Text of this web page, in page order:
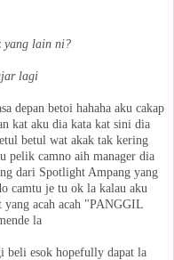
yang lain ni?
lagi
depan betoi hahaha aku cakap
kat aku dia kata kat sini dia
betul wat akak tak kering
pelik camno aih manager dia
dari Spotlight Ampang yang
camtu je tu ok la kalau aku
acah acah "PANGGIL
la
beli esok hopefully dapat la